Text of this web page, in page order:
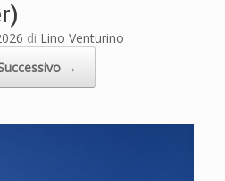
di Lino Venturino
→